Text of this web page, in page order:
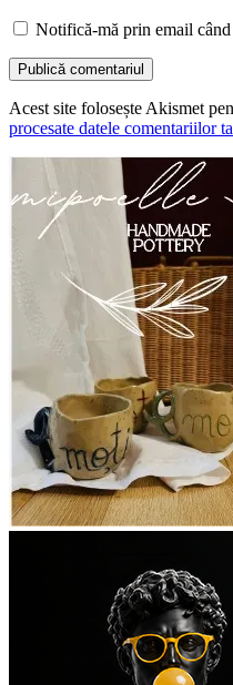
Notifică-mă prin email
Acest site folosește Akismet
procesate datele comentariilor